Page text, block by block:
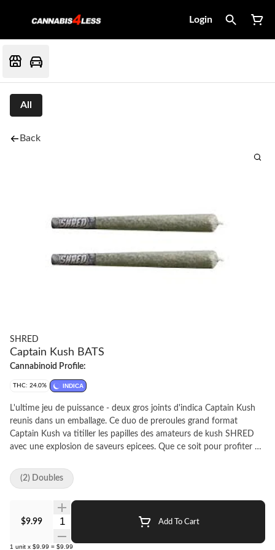
Login
All
Back
SHRED
Captain Kush BATS
Cannabinoid Profile:
THC: 24.0% INDICA
L'ultime jeu de puissance - deux gros joints d'indica Captain Kush
reunis dans un emballage. Ce duo de preroules grand format
Captain Kush va titiller les papilles des amateurs de kush SHRED
avec une explosion de saveurs epicees. Que ce soit pour profiter en
saveurs puissantes et une combustion tout en douceur. Un
champion, a n'en pas douter!
$9.99 Quantity Selector Add To Cart
1 unit x $9.99 = $9.99
(2) Doubles